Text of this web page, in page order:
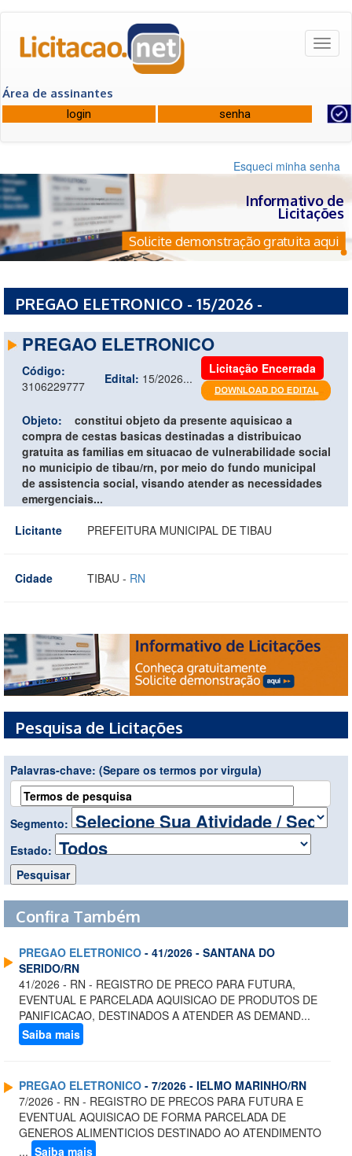
Área de assinantes
Esqueci minha senha
Informativo de
Licitações
Solicite demonstração gratuita aqui
PREGAO ELETRONICO - 15/2026 -
PREGAO ELETRONICO
Código:
3106229777
Edital: 15/2026...
Licitação Encerrada
Objeto:
constitui objeto da presente aquisicao a
compra de cestas basicas destinadas a distribuicao
gratuita as familias em situacao de vulnerabilidade social
no municipio de tibau/rn, por meio do fundo municipal
de assistencia social, visando atender as necessidades
emergenciais...
Licitante
PREFEITURA MUNICIPAL DE TIBAU
Cidade TIBAU - RN
Pesquisa de Licitações
Palavras-chave: (Separe os termos por virgula)
Segmento:
Estado:
Confira Também
PREGAO ELETRONICO - 41/2026 - SANTANA DO
SERIDO/RN
41/2026 - RN - REGISTRO DE PRECO PARA FUTURA,
EVENTUAL E PARCELADA AQUISICAO DE PRODUTOS DE
PANIFICACAO, DESTINADOS A ATENDER AS DEMAND...
Saiba mais
PREGAO ELETRONICO - 7/2026 - IELMO MARINHO/RN
7/2026 - RN - REGISTRO DE PRECOS PARA FUTURA E
EVENTUAL AQUISICAO DE FORMA PARCELADA DE
GENEROS ALIMENTICIOS DESTINADO AO ATENDIMENTO
... Saiba mais